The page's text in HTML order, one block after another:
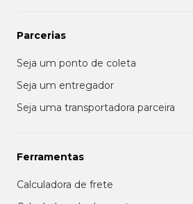
Parcerias
Seja um ponto de coleta
Seja um entregador
Seja uma transportadora parceira
Ferramentas
Calculadora de frete